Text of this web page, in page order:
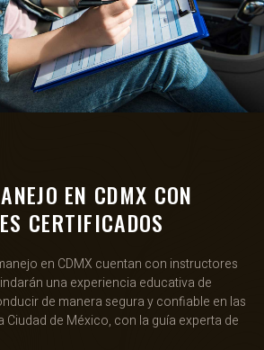
EN CDMX CON
CERTIFICADOS
en CDMX cuentan con instructores
una experiencia educativa de
de manera segura y confiable en las
Ciudad de México, con la guía experta de